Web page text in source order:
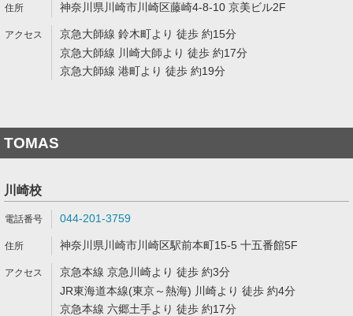
神奈川県川崎市川崎区藤崎4-8-10 京美ビル2F
京急大師線 鈴木町より 徒歩 約15分
京急大師線 川崎大師より 徒歩 約17分
京急大師線 港町より 徒歩 約19分
TOMAS
川崎校
044-201-3759
神奈川県川崎市川崎区駅前本町15-5 十五番館5F
京急本線 京急川崎より 徒歩 約3分
JR東海道本線(東京～熱海) 川崎より 徒歩 約4分
京急本線 六郷土手より 徒歩 約17分